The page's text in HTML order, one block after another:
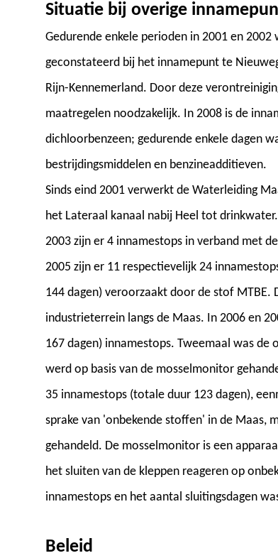
Situatie bij overige
Gedurende enkele perioden in 2001 en
geconstateerd bij het innamepunt te
Rijn-Kennemerland. Door deze
maatregelen noodzakelijk. In 2008 is de
dichloorbenzeen; gedurende enkele dagen
bestrijdingsmiddelen en benzineadditieven.
Sinds eind 2001 verwerkt de Waterleiding
het Lateraal kanaal nabij Heel tot
2003 zijn er 4 innamestops in verband met
2005 zijn er 11 respectievelijk 24
144 dagen) veroorzaakt door de stof MTBE.
industrieterrein langs de Maas. In 2006 en
167 dagen) innamestops. Tweemaal was
werd op basis van de mosselmonitor
35 innamestops (totale duur 123 dagen),
sprake van 'onbekende stoffen' in de Maas,
gehandeld. De mosselmonitor is een
het sluiten van de kleppen reageren op
innamestops en het aantal sluitingsdagen
Beleid